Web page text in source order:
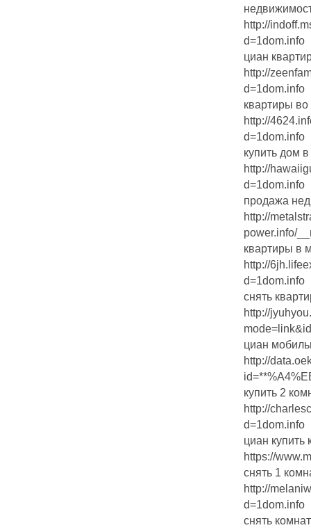
http://
d=1dom.info
циан
http://
d=1dom.info
квартиры во
http://
d=1dom.info
купить дом
http://
d=1dom.info
продажа
http://
power.info/
квартиры в
http://
d=1dom.info
снять
http://
циан
http://
купить 2
http://
d=1dom.info
циан купить
https://
снять 1
http://
d=1dom.info
снять